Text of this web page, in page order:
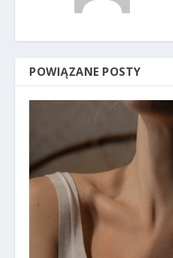
POWIĄZANE POSTY